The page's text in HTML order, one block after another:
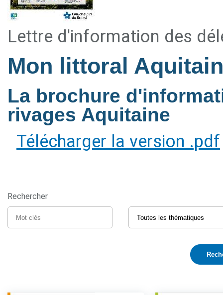
Lettre d'information des
Mon littoral
La brochure
rivages Aquitaine
Télécharger la version .pdf
Rechercher